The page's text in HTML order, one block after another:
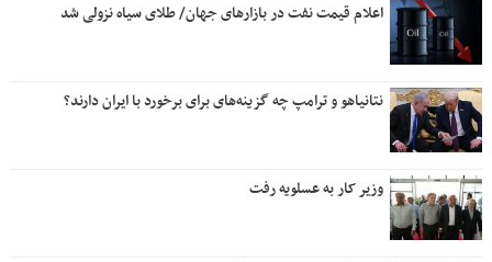
اعلام قیمت نفت در بازارهای جهان/ طلای سیاه نزولی شد
نتانیاهو و ترامپ چه گزینه‌های برای برخورد با ایران دارند؟
وزیر کار به عسلویه رفت